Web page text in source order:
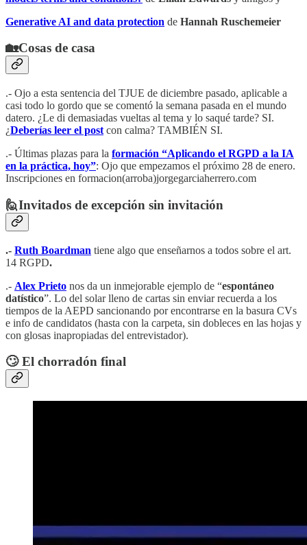
Generative AI and data protection de Hannah Ruschemeier
🏡Cosas de casa
.- Ojo a esta sentencia del TJUE de diciembre pasado, aplicable a
casi todo lo gordo que se comentó la semana pasada en el mundo
datero. ¿Le di demasiadas vueltas al tema y lo saqué tarde? SI.
¿Deberías leer el post con calma? TAMBIÉN SI.
.- Últimas plazas para la formación “Aplicando el RGPD a la IA
en la práctica, hoy”: Ojo que empezamos el próximo 28 de enero.
Inscripciones en formacion(arroba)jorgegarciaherrero.com
🙋Invitados de excepción sin invitación
.- Ruth Boardman tiene algo que enseñarnos a todos sobre el art.
14 RGPD.
.- Alex Prieto nos da un inmejorable ejemplo de “espontáneo
datístico”. Lo del solar lleno de cartas sin enviar recuerda a los
tiempos de la AEPD sancionando por encontrarse en la basura CVs
e info de candidatos (hasta con la carpeta, sin dobleces en las hojas y
con glosas inapropiadas del entrevistador).
🙄 El chorradón final